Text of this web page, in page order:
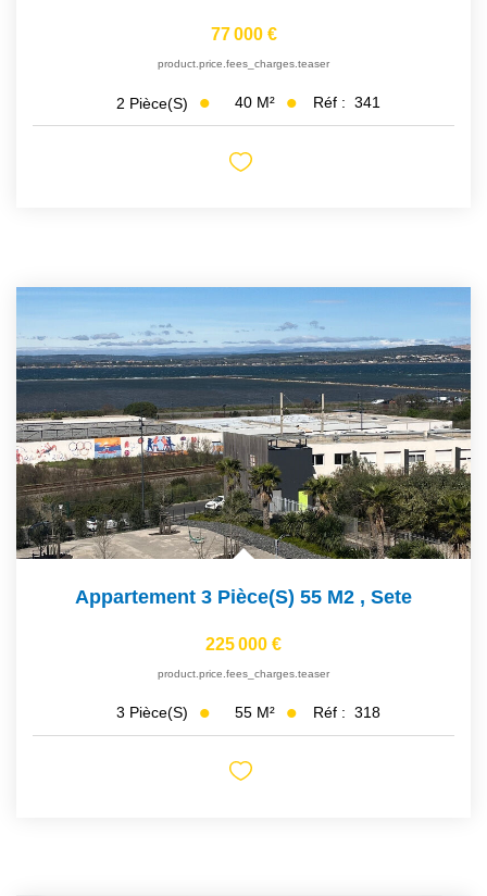
77 000 €
product.price.fees_charges.teaser
2 Pièce(s) 40 M² Réf : 341
Appartement 3 Pièce(s) 55 M2 , Sete
225 000 €
product.price.fees_charges.teaser
3 Pièce(s) 55 M² Réf : 318